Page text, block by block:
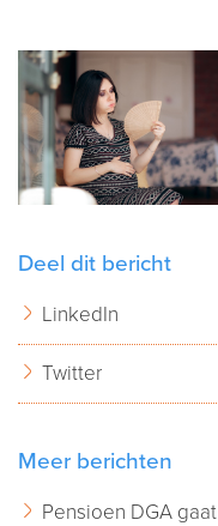
Deel dit bericht
LinkedIn
Twitter
Meer berichten
Pensioen DGA gaat